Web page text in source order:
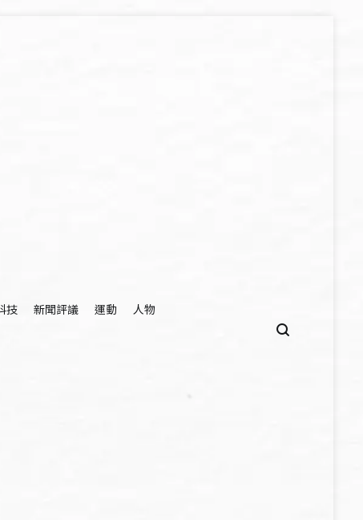
技 新聞評議 運動 人物